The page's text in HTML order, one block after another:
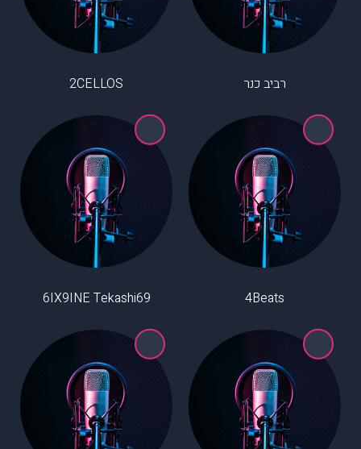
רביב כנר 2CELLOS
4Beats
6IX9INE Tekashi69